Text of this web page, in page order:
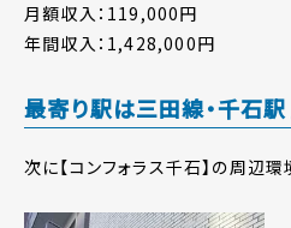
月額収入：119,000円
年間収入：1,428,000円
最寄り駅は三田線・千石
次に【コンフォラス千石】の周辺環